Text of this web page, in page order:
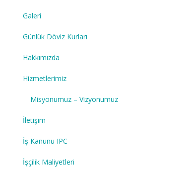
Galeri
Günlük Döviz Kurları
Hakkımızda
Hizmetlerimiz
Misyonumuz – Vizyonumuz
İletişim
İş Kanunu IPC
İşçilik Maliyetleri